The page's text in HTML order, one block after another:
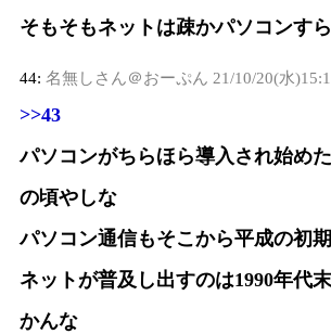
そもそもネットは疎かパソコンす
44: 名無しさん＠おーぷん 21/10/20(水
>>43
パソコンがちらほら導入され始め
の頃やしな
パソコン通信もそこから平成の初
ネットが普及し出すのは1990年代
かんな